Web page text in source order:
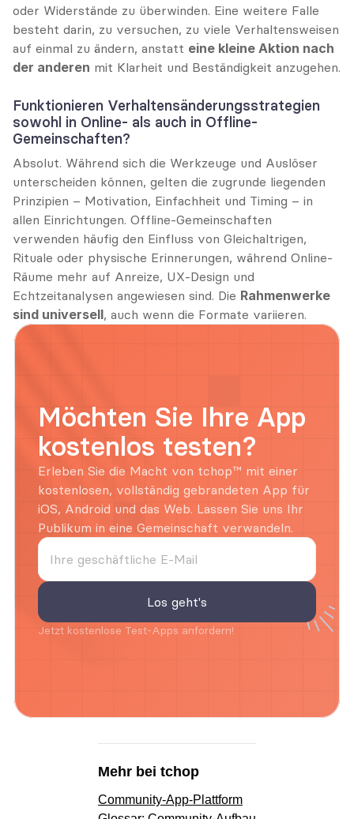
oder Widerstände zu überwinden. Eine weitere Falle
besteht darin, zu versuchen, zu viele Verhaltensweisen
auf einmal zu ändern, anstatt eine kleine Aktion nach
der anderen mit Klarheit und Beständigkeit anzugehen.
Funktionieren Verhaltensänderungsstrategien
sowohl in Online- als auch in Offline-
Gemeinschaften?
Absolut. Während sich die Werkzeuge und Auslöser
unterscheiden können, gelten die zugrunde liegenden
Prinzipien – Motivation, Einfachheit und Timing – in
allen Einrichtungen. Offline-Gemeinschaften
verwenden häufig den Einfluss von Gleichaltrigen,
Rituale oder physische Erinnerungen, während Online-
Räume mehr auf Anreize, UX-Design und
Echtzeitanalysen angewiesen sind. Die Rahmenwerke
sind universell, auch wenn die Formate variieren.
Möchten Sie Ihre App
kostenlos testen?
Erleben Sie die Macht von tchop™ mit einer
kostenlosen, vollständig gebrandeten App für
iOS, Android und das Web. Lassen Sie uns Ihr
Publikum in eine Gemeinschaft verwandeln.
Jetzt kostenlose Test-Apps anfordern!
Mehr bei tchop
Community-App-Plattform